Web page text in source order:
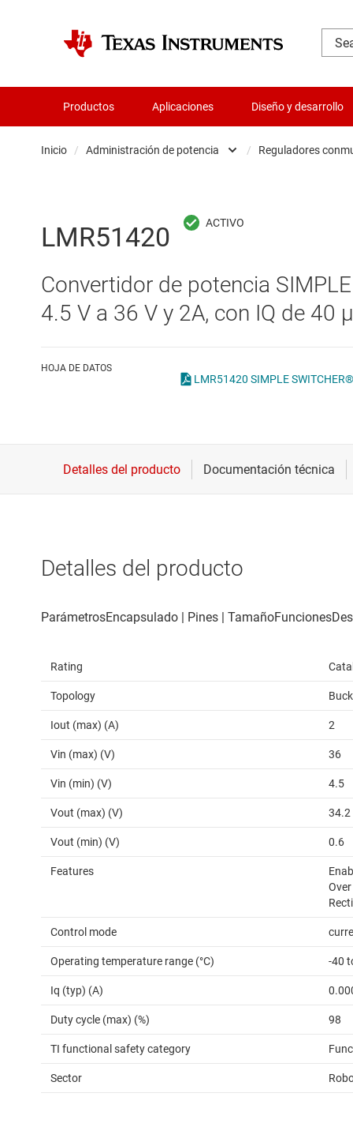
Productos Aplicaciones Diseño y desarrollo
Inicio / Administración de potencia
Aislamiento
Audio, háptica y piezoeléctrica
Circuitos integrados de gestión de
Interfaz
/ Reguladores
LMR51420
Convertidor de potencia
4.5 V a 36 V y 2A, con IQ de 40
HOJA DE DATOS
LMR51420 SIMPLE
Detalles del producto
Rating
Topology Buck
Iout (max) (A) 2
Vin (max) (V) 36
Vin (min) (V) 4.5
Vout (max) (V) 34.2
Vout (min) (V) 0.6
Features
Control mode
Operating temperature range (°C) -40
Iq (typ) (A)
Duty cycle (max) (%) 98
TI functional safety category
Sector